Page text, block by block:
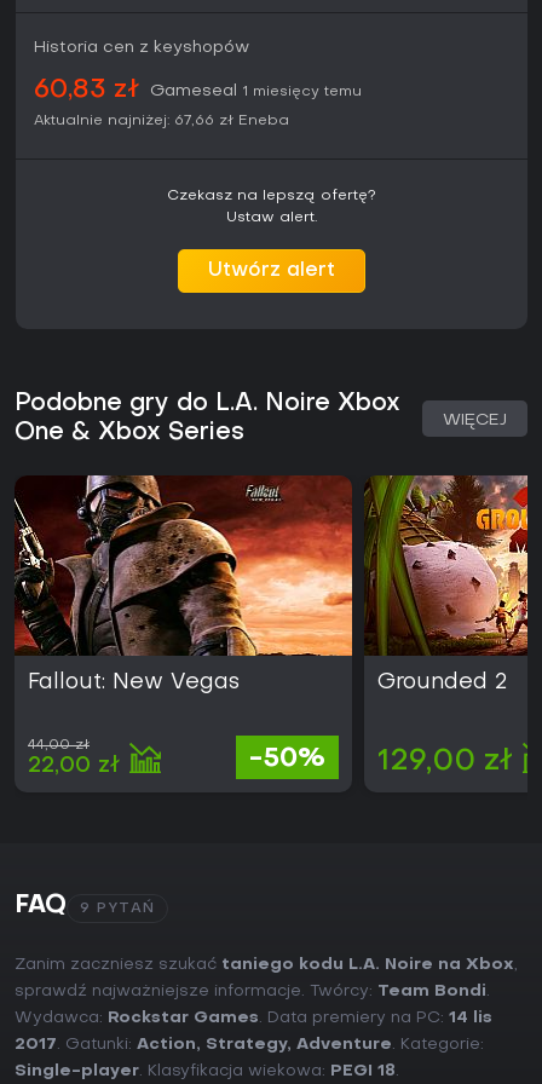
spraw.
Tytuł przypadnie do gustu osobom, które wolą
spokojniejsze tempo i głębszą fabułę od dynamicznej akcji.
angażującą rozgrywkę.
Historia cen z keyshopów
60,83 zł Gameseal
1 miesięcy temu
Aktualnie najniżej: 67,66 zł Eneba
Czekasz na lepszą ofertę?
Ustaw alert.
Utwórz alert
Podobne gry do L.A. Noire Xbox
One & Xbox Series
WIĘCEJ
Fallout: New Vegas
44,00 zł
22,00 zł -50%
Grounded 2
129,00 zł
FAQ 9 PYTAŃ
Zanim zaczniesz szukać taniego kodu L.A. Noire na Xbox,
sprawdź najważniejsze informacje. Twórcy: Team Bondi.
Wydawca:
Rockstar Games. Data premiery na PC: 14 lis
2017. Gatunki: Action, Strategy, Adventure. Kategorie:
Single-player. Klasyfikacja wiekowa: PEGI 18.